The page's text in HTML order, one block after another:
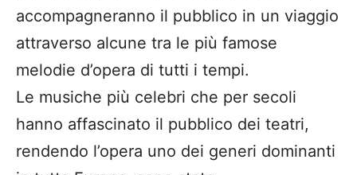
accompagneranno il pubblico in un viaggio
attraverso alcune tra le più famose
melodie d’opera di tutti i tempi.
Le musiche più celebri che per secoli
hanno affascinato il pubblico dei teatri,
rendendo l’opera uno dei generi dominanti